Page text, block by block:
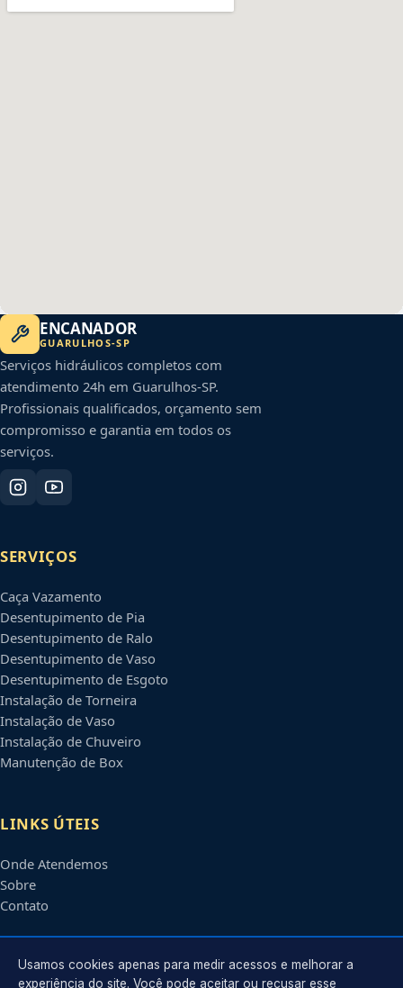
ENCANADOR
GUARULHOS-SP
Serviços hidráulicos completos com
atendimento 24h em Guarulhos-SP.
Profissionais qualificados, orçamento sem
compromisso e garantia em todos os
serviços.
SERVIÇOS
Caça Vazamento
Desentupimento de Pia
Desentupimento de Ralo
Desentupimento de Vaso
Desentupimento de Esgoto
Instalação de Torneira
Instalação de Vaso
Instalação de Chuveiro
Manutenção de Box
LINKS ÚTEIS
Onde Atendemos
Sobre
Contato
CONTATO
Usamos cookies apenas para medir acessos e melhorar a
experiência do site. Você pode aceitar ou recusar esse